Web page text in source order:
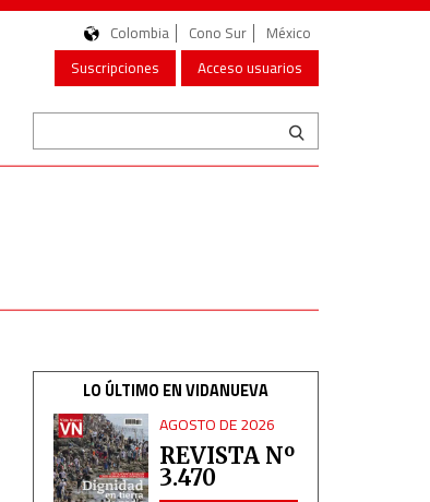
Colombia Cono Sur
México
Suscripciones
Acceso usuarios
LO ÚLTIMO EN VIDANUEVA
AGOSTO DE 2026
REVISTA Nº
3.470